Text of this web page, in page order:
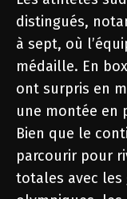
distingués,
à sept, où
médaille. En
ont surpris en
une montée en
Bien que le
parcourir pour
totales avec les